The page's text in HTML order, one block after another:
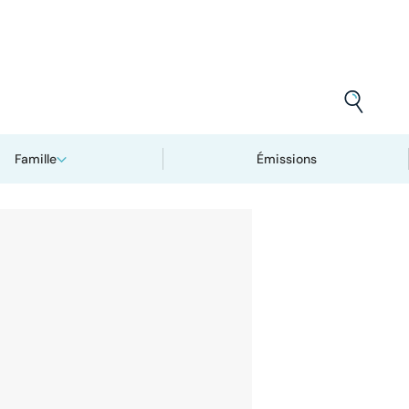
Famille Émissions